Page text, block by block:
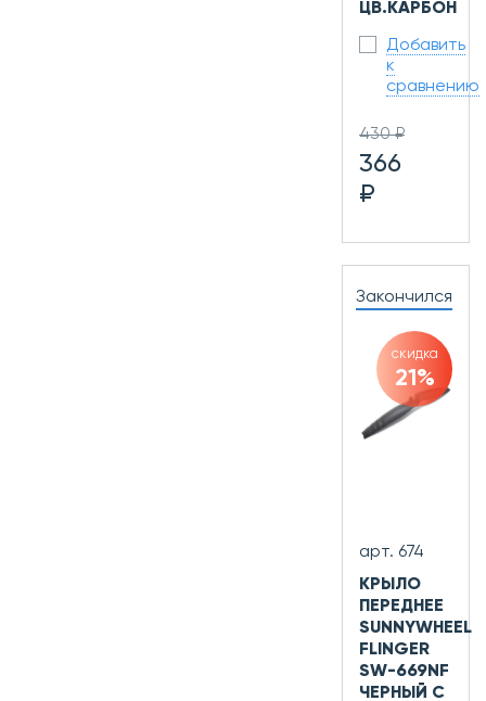
ЦВ.КАРБОН
Добавить
к
сравнению
430 ₽
366
₽
Закончился
скидка
21%
арт. 674
КРЫЛО
ПЕРЕДНЕЕ
SUNNYWHEEL
FLINGER
SW-669NF
ЧЕРНЫЙ С